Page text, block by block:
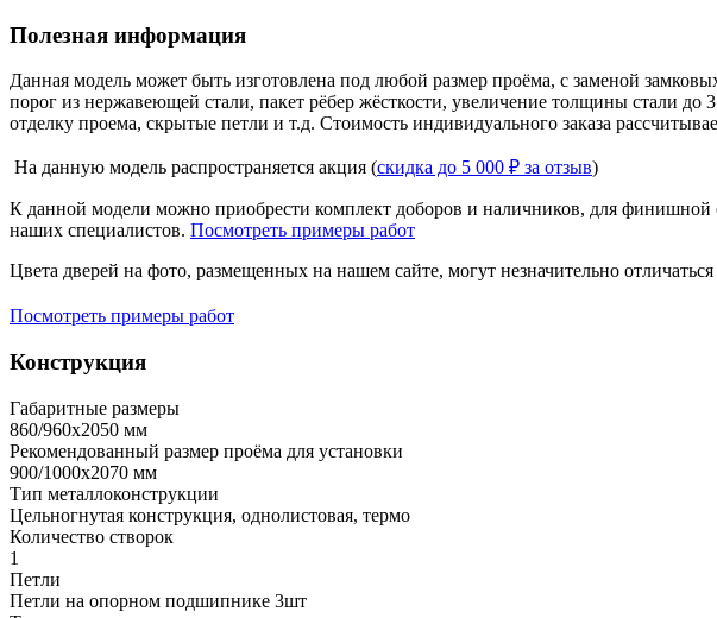
Полезная информация
Данная модель может быть изготовлена под любой размер проёма, с заменой
порог из нержавеющей стали, пакет рёбер жёсткости, увеличение толщины стали
отделку проема, скрытые петли и т.д. Стоимость индивидуального заказа
На данную модель распространяется акция (скидка до 5 000 ₽ за отзыв)
К данной модели можно приобрести комплект доборов и наличников, для финишной
наших специалистов. Посмотреть примеры работ
Цвета дверей на фото, размещенных на нашем сайте, могут незначительно
Посмотреть примеры работ
Конструкция
Габаритные размеры
860/960х2050 мм
Рекомендованный размер проёма для установки
900/1000х2070 мм
Тип металлоконструкции
Цельногнутая конструкция, однолистовая, термо
Количество створок
1
Петли
Петли на опорном подшипнике 3шт